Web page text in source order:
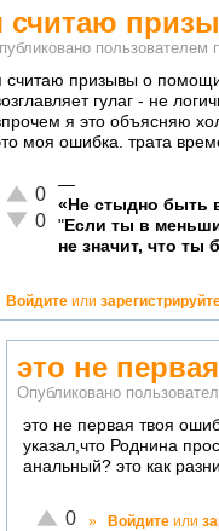
считаю
пользователем
считаю призывы о помощи
гулаг - не
я это объясняю
моя ошибка. трата
Отлично!
0
Неадекватно!
0
—
«Не стыдно быть
" Если ты в
не значит, что ты
Войдите или
это не
Опубликовано
это не первая твоя
указал,что Роднина
анальный? это как
Отлично!
0 » Войдите или